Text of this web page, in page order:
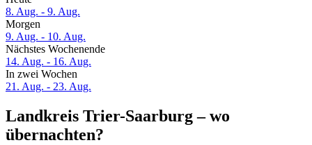
8. Aug. - 9. Aug.
Morgen
9. Aug. - 10. Aug.
Nächstes Wochenende
14. Aug. - 16. Aug.
In zwei Wochen
21. Aug. - 23. Aug.
Landkreis Trier-Saarburg – wo
übernachten?